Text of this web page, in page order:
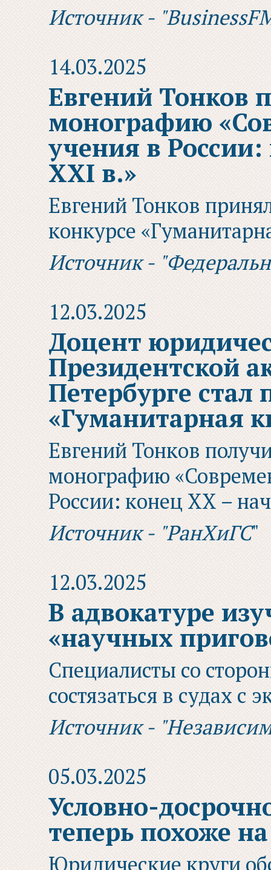
Источник -
14.03.2025
Евгений Тонков
монографию
учения в
XXI в.»
Евгений Тонков
конкурсе
Источник -
12.03.2025
Доцент
Президентской
Петербурге стал
«Гуманитарная
Евгений Тонков
монографию
России: конец XX –
Источник - "РанХиГС"
12.03.2025
В адвокатуре
«научных
Специалисты со
состязаться в судах с
Источник -
05.03.2025
Условно-
теперь похоже
Юридические круги